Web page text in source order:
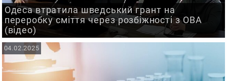
Одеса втратила шведський грант на
переробку сміття через розбіжності з ОВА
(відео)
04.02.2025